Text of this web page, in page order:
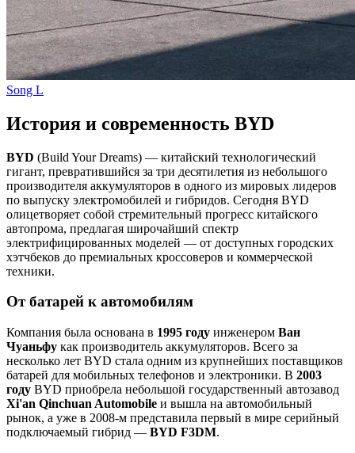
Song L
История и современность BYD
BYD (Build Your Dreams) — китайский технологический
гигант, превратившийся за три десятилетия из небольшого
производителя аккумуляторов в одного из мировых лидеров
по выпуску электромобилей и гибридов. Сегодня BYD
олицетворяет собой стремительный прогресс китайского
автопрома, предлагая широчайший спектр
электрифицированных моделей — от доступных городских
хэтчбеков до премиальных кроссоверов и коммерческой
техники.
От батарей к автомобилям
Компания была основана в 1995 году инженером Ван
Чуаньфу как производитель аккумуляторов. Всего за
несколько лет BYD стала одним из крупнейших поставщиков
батарей для мобильных телефонов и электроники. В 2003
году BYD приобрела небольшой государственный автозавод
Xi'an Qinchuan Automobile и вышла на автомобильный
рынок, а уже в 2008-м представила первый в мире серийный
подключаемый гибрид — BYD F3DM.